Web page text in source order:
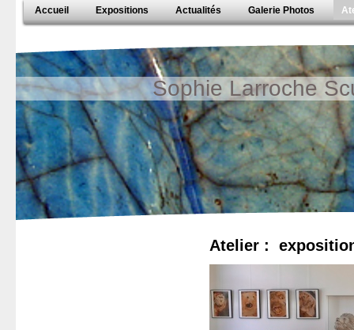
Accueil Expositions Actualités Galerie Photos
Sophie Larroche
Atelier :